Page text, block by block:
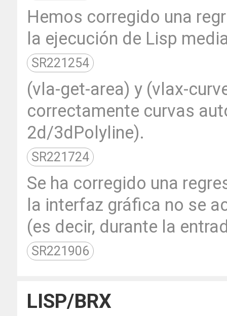
Hemos corregido una
la ejecución de Lisp
SR221254
(vla-get-area) y (vlax-
correctamente curvas
2d/3dPolyline).
SR221724
Se ha corregido una
la interfaz gráfica no se
(es decir, durante la
SR221906
LISP/BRX